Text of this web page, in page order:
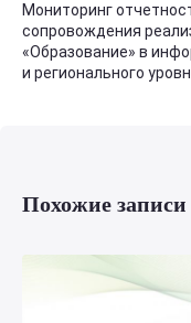
Мониторинг
сопровождения
«Образование» в
и регионального
Похожие записи